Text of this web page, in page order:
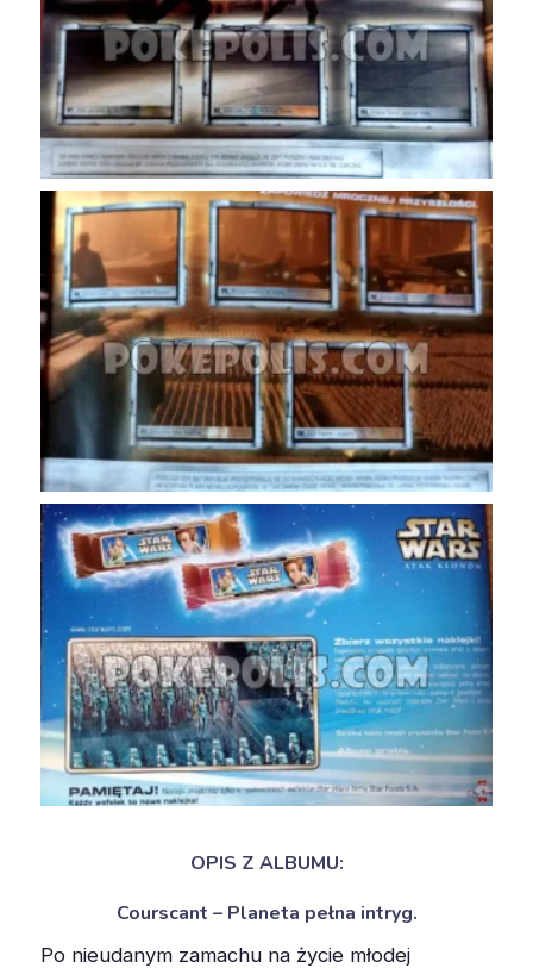
OPIS Z ALBUMU:
Courscant – Planeta pełna intryg.
Po nieudanym zamachu na życie młodej